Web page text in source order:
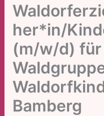
her*in/
(m/w/d) für
Bamberg